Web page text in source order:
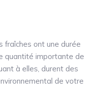
fraîches ont une durée
quantité importante de
à elles, durent des
de votre